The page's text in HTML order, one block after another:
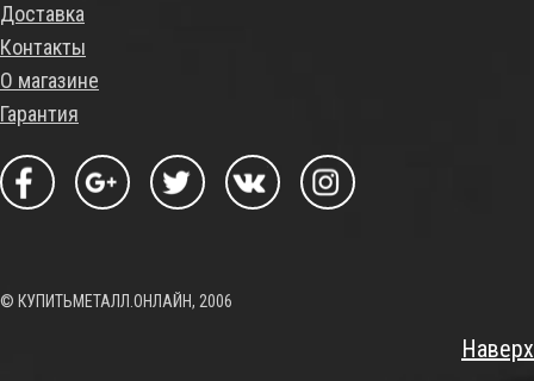
Доставка
Контакты
О магазине
Гарантия
© КУПИТЬМЕТАЛЛ.ОНЛАЙН, 2006
Наверх